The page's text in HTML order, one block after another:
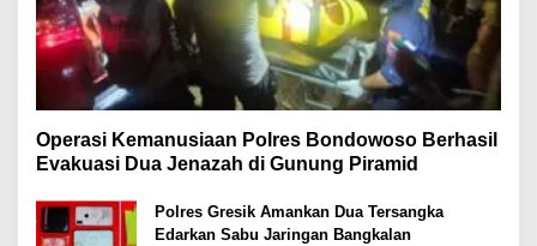
Operasi Kemanusiaan Polres Bondowoso Berhasil
Evakuasi Dua Jenazah di Gunung Piramid
Polres Gresik Amankan Dua Tersangka
Edarkan Sabu Jaringan Bangkalan